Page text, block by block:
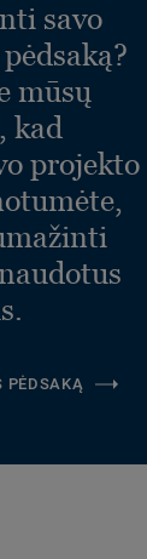
Rulonas 2x23m
savo
mūsų
kad
projekto
PĖDSAKĄ